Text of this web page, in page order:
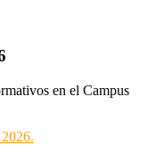
en el Campus